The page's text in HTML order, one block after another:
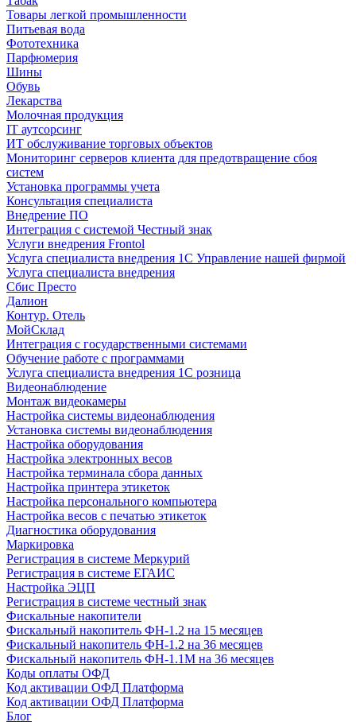
Товары легкой промышленности
Питьевая вода
Фототехника
Парфюмерия
Шины
Обувь
Лекарства
Молочная продукция
IT аутсорсинг
ИТ обслуживание торговых объектов
Мониторинг серверов клиента для предотвращение сбоя
систем
Установка программы учета
Консультация специалиста
Внедрение ПО
Интеграция с системой Честный знак
Услуги внедрения Frontol
Услуга специалиста внедрения 1С Управление нашей фирмой
Услуга специалиста внедрения
Сбис Престо
Далион
Контур. Отель
МойСклад
Интеграция с государственными системами
Обучение работе с программами
Услуга специалиста внедрения 1С розница
Видеонаблюдение
Монтаж видеокамеры
Настройка системы видеонаблюдения
Установка системы видеонаблюдения
Настройка оборудования
Настройка электронных весов
Настройка терминала сбора данных
Настройка принтера этикеток
Настройка персонального компьютера
Настройка весов с печатью этикеток
Диагностика оборудования
Маркировка
Регистрация в системе Меркурий
Регистрация в системе ЕГАИС
Настройка ЭЦП
Регистрация в системе честный знак
Фискальные накопители
Фискальный накопитель ФН-1.2 на 15 месяцев
Фискальный накопитель ФН-1.2 на 36 месяцев
Фискальный накопитель ФН-1.1М на 36 месяцев
Коды оплаты ОФД
Код активации ОФД Платформа
Код активации ОФД Платформа
Блог